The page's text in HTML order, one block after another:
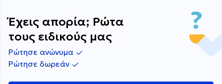
τι άλλο μπορεί να συμβαίνει;
Έχεις απορία; Ρώτα
τους ειδικούς μας
Ρώτησε ανώνυμα
Ρώτησε δωρεάν